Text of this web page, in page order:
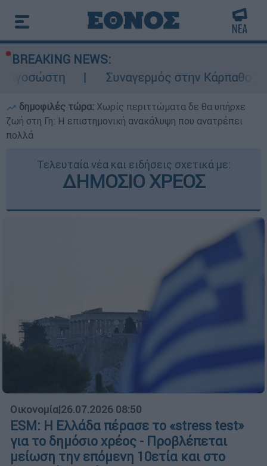
BREAKING NEWS:
Συναγερμός στην Κάρπαθο: Βρέθηκαν
δημοφιλές τώρα: Χωρίς περιττώματα δε θα υπήρχε
ζωή στη Γη: Η επιστημονική ανακάλυψη που ανατρέπει
πολλά
Τελευταία νέα και ειδήσεις σχετικά με:
ΔΗΜΟΣΙΟ ΧΡΕΟΣ
Οικονομία|26.07.2026 08:50
ESM: Η Ελλάδα πέρασε το «stress test»
για το δημόσιο χρέος - Προβλέπεται
μείωση την επόμενη 10ετία και στο